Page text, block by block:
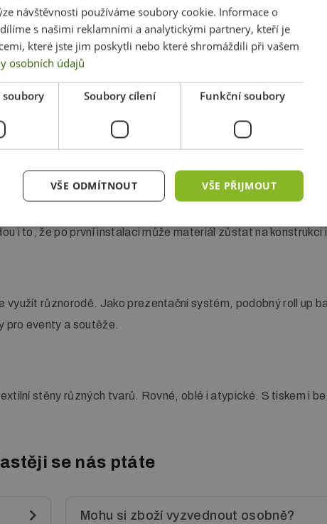
vědět.
odolná proti vodě. Je však také skladnější a lépe si poradí při
z kvalitního hliníku. Ten jí zaručuje výdrž i lehkost, kterou
přetažením přes konstrukci, případně jejím zajištěním pomocí
i to, že po první instalaci může materiál zůstat na konstrukci i
různorodě. Jako prezentační systém, podobný roll up
pro eventy a soutěže.
stěny různých tvarů. Rovné, oblé i atypické. S tiskem i
se nás ptáte
Mohu si zboží vyzvednout osobně?
návštěvnosti používáme soubory cookie. Informace o
s našimi reklamními a analytickými partnery, kteří je
které jste jim poskytli nebo které shromáždili při vašem
osobních údajů
soubory Soubory cílení Funkční soubory
VŠE PŘIJMOUT
VŠE ODMÍTNOUT